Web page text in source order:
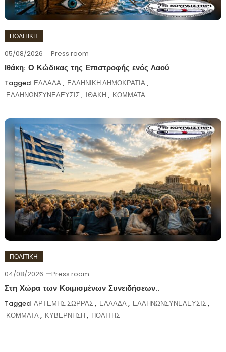
ΠΟΛΙΤΙΚΗ
05/08/2026 Press room
Ιθάκη: Ο Κώδικας της Επιστροφής ενός Λαού
Tagged ΕΛΛΑΔΑ, ΕΛΛΗΝΙΚΗ ΔΗΜΟΚΡΑΤΙΑ,
ΕΛΛΗΝΩΝΣΥΝΕΛΕΥΣΙΣ, ΙΘΑΚΗ, ΚΟΜΜΑΤΑ
ΠΟΛΙΤΙΚΗ
04/08/2026 Press room
Στη Χώρα των Κοιμισμένων Συνειδήσεων..
Tagged ΑΡΤΕΜΗΣ ΣΩΡΡΑΣ, ΕΛΛΑΔΑ, ΕΛΛΗΝΩΝΣΥΝΕΛΕΥΣΙΣ,
ΚΟΜΜΑΤΑ, ΚΥΒΕΡΝΗΣΗ, ΠΟΛΙΤΗΣ